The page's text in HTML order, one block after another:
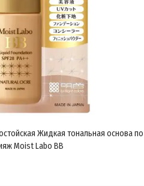
Жидкая тональная основа
Moist Labo BB